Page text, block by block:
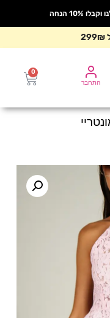
הנחה
0
התחבר